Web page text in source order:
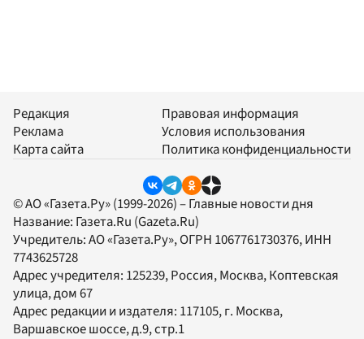
Редакция
Реклама
Карта сайта
Правовая информация
Условия использования
Политика конфиденциальности
© АО «Газета.Ру» (1999-2026) – Главные новости дня
Название: Газета.Ru (Gazeta.Ru)
Учредитель:АО «Газета.Ру», ОГРН 1067761730376, ИНН
7743625728
Адрес учредителя: 125239, Россия, Москва, Коптевская
улица, дом 67
Адрес редакции и издателя: 117105, г. Москва,
Варшавское шоссе, д.9, стр.1